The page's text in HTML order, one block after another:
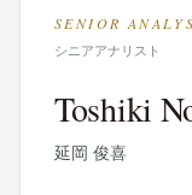
SENIOR
シニアアナリスト
Toshiki
延岡 俊喜